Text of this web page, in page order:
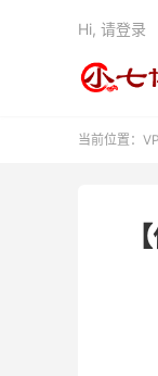
Hi, 请登录
当前位置：